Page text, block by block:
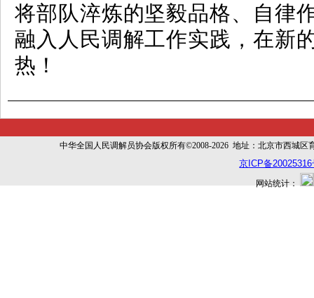
将部队淬炼的坚毅品格、自律
融入人民调解工作实践，在新
热！
中华全国人民调解员协会版权所有©2008-2026 地址：北京市西城
京ICP备20025316
网站统计：